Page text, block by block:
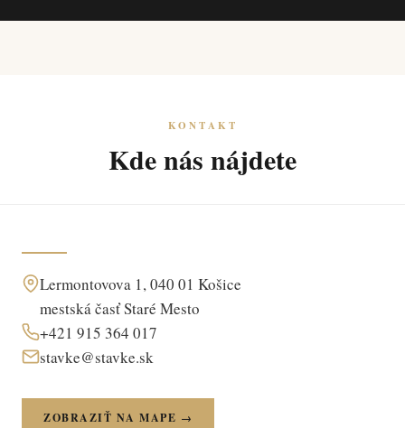
KONTAKT
Kde nás nájdete
Lermontovova 1, 040 01 Košice
mestská časť Staré Mesto
+421 915 364 017
stavke@stavke.sk
ZOBRAZIŤ NA MAPE →